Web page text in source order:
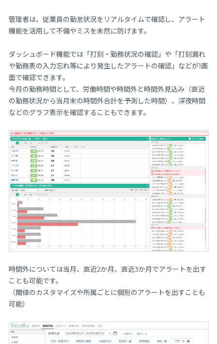
管理者は、従業員の勤怠状況をリアルタイムで確認し、アラート
機能を活用して不備やミスを未然に防げます。
ダッシュボード機能では「打刻・勤務状況の確認」や「打刻漏れ
や勤務表の入力忘れ等により発生したアラートの確認」などが1画
面で確認できます。
今月の勤務時間として、労働時間や時間外と時間外見込み（直近
の勤務状況から当月末の時間外合計を予測した時間）、深夜時間
などのグラフ表示を確認することもできます。
時間外については当月、直近2か月、直近3か月でアラートを出す
ことも可能です。
（閾値のカスタマイズや所属ごとに個別のアラートを出すことも
可能）